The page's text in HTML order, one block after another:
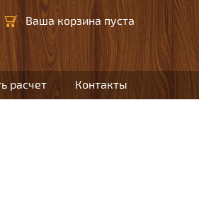
Ваша корзина пуста
расчет Контакты